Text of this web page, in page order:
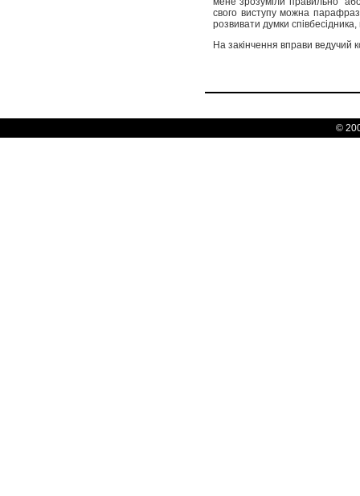
свого виступу можна
розвивати думки
На закінчення вправи ведучий
©